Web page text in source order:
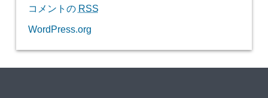
コメントの RSS
WordPress.org